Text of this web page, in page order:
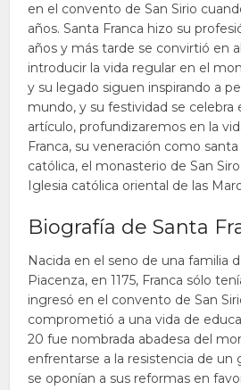
en el convento de San Sirio
años. Santa Franca hizo su
años y más tarde se convirtió en
introducir la vida regular en el
y su legado siguen inspirando a
mundo, y su festividad se celebra
artículo, profundizaremos en la
Franca, su veneración como
católica, el monasterio de San
Iglesia católica oriental de las
Biografía de Santa
Nacida en el seno de una familia
Piacenza, en 1175, Franca sólo
ingresó en el convento de San
comprometió a una vida de
20 fue nombrada abadesa del
enfrentarse a la resistencia de un
se oponían a sus reformas en